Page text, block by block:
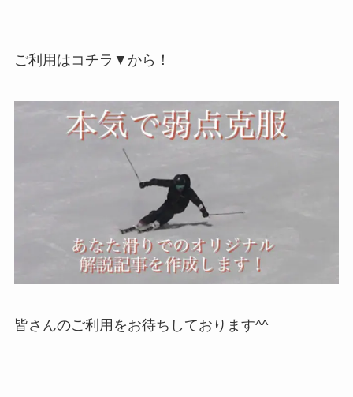
ご利用はコチラ▼から！
皆さんのご利用をお待ちしております^^